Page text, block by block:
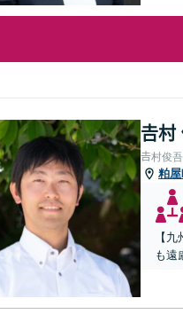
𠮷村
𠮷村俊
粕
【
も遠